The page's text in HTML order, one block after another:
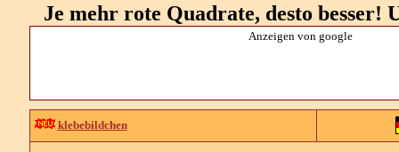
Je mehr rote Quadrate, desto
Anzeigen von google
klebebildchen